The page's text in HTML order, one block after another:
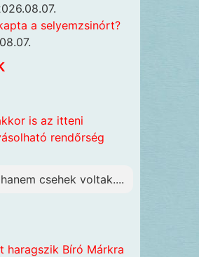
a selyemzsinórt?
is az itteni
rendőrség
csehek voltak....
haragszik Bíró Márkra